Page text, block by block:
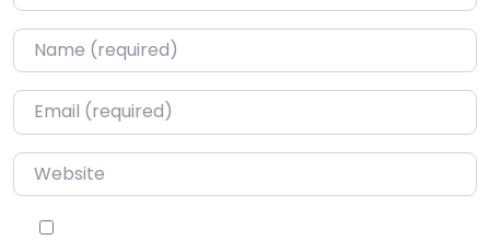
Name*
Email*
Website